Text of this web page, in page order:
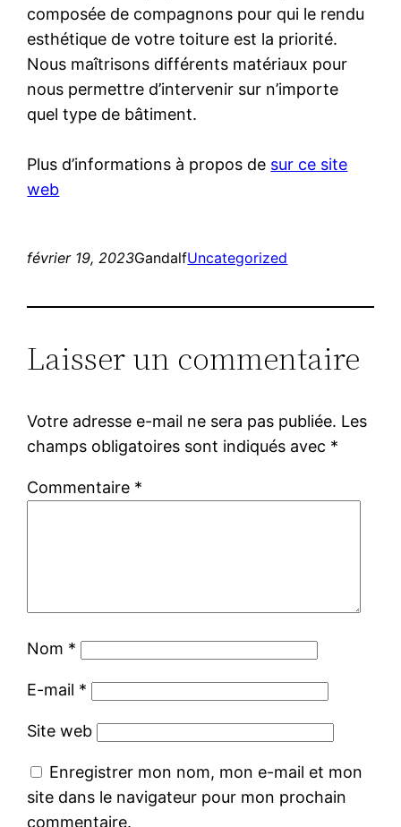
composée de compagnons pour qui le rendu
esthétique de votre toiture est la priorité.
Nous maîtrisons différents matériaux pour
nous permettre d’intervenir sur n’importe
quel type de bâtiment.
Plus d’informations à propos de sur ce site
web
février 19, 2023GandalfUncategorized
Laisser un commentaire
Votre adresse e-mail ne sera pas publiée. Les
champs obligatoires sont indiqués avec *
Commentaire *
Nom *
E-mail *
Site web
Enregistrer mon nom, mon e-mail et mon
site dans le navigateur pour mon prochain
commentaire.